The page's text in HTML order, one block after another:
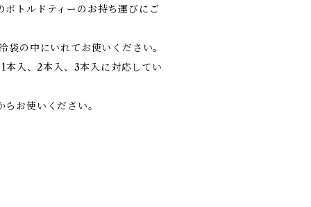
トルドティーのお持ち運びにご
の中にいれてお使いください。
本入、2本入、3本入に対応してい
お使いください。